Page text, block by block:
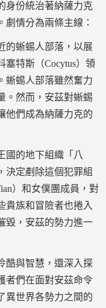
身份統治著納薩力克
情分為兩條主線：
的蜥蜴人部落，以展
特斯（Cocytus）領
蜥蜴人部落雖然奮力
。然而，安茲對蜥蜴
他們成為納薩力克的
國的地下組織「八
決定剷除這個犯罪組
）和女僕團成員，對
貴族和冒險者也捲入
毀，安茲的勢力進一
酷與智慧，還深入探
者們在面對安茲命令
異世界各勢力之間的